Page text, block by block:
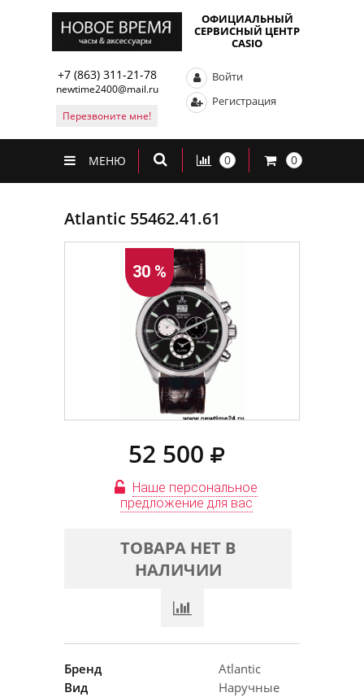
ОФИЦИАЛЬНЫЙ
СЕРВИСНЫЙ ЦЕНТР
CASIO
+7 (863) 311-21-78
newtime2400@mail.ru
Перезвоните мне!
Войти
Регистрация
МЕНЮ 0 0
Atlantic 55462.41.61
30 %
52 500
Наше персональное
предложение для вас
ТОВАРА НЕТ В
НАЛИЧИИ
Бренд
Atlantic
Вид
Наручные